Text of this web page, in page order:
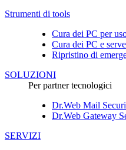
Strumenti di tools
Cura dei PC per
Cura dei PC e
Ripristino di
SOLUZIONI
Per partner tecnologici
Dr.Web Mail
Dr.Web Gateway
SERVIZI